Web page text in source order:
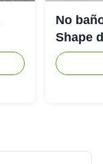
No
Shape